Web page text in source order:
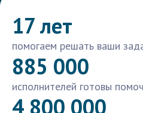
17 лет
помогаем решать ваши
885 000
исполнителей готовы
4 800 000